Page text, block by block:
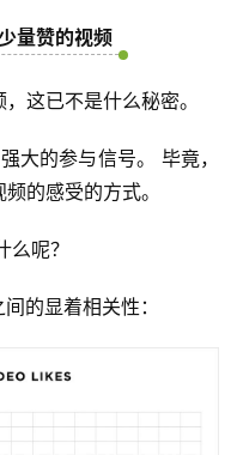
量赞的视频
这已不是什么秘密。
大的参与信号。 毕竟，
的感受的方式。
呢？
的显着相关性：